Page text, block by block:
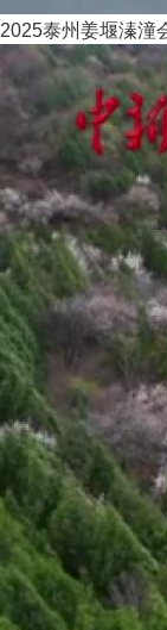
2025泰州姜堰溱潼